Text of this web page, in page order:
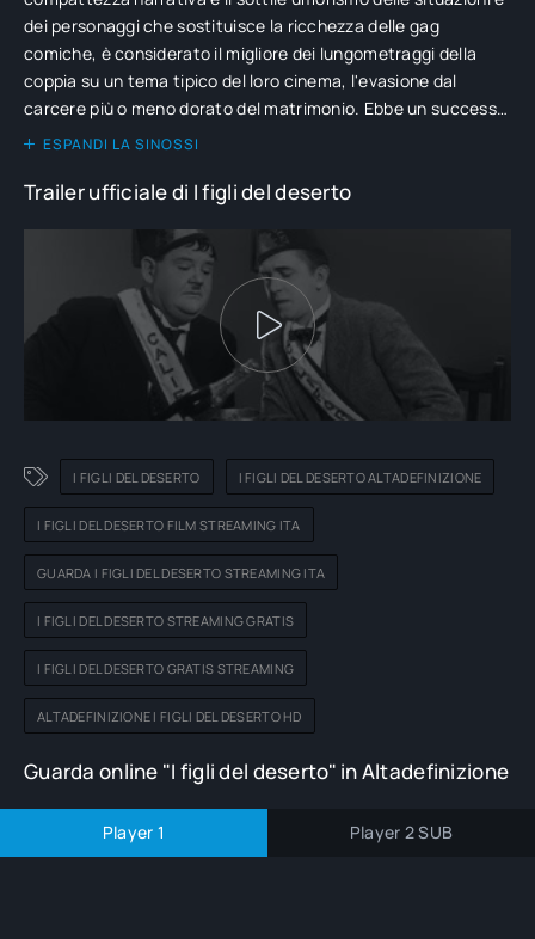
dei personaggi che sostituisce la ricchezza delle gag
comiche, è considerato il migliore dei lungometraggi della
coppia su un tema tipico del loro cinema, l'evasione dal
carcere più o meno dorato del matrimonio. Ebbe un successo
così esteso che contribuì alla nascita di numerosi club di
ESPANDI LA SINOSSI
Trailer ufficiale di I figli del deserto
I FIGLI DEL DESERTO I FIGLI DEL DESERTO ALTADEFINIZIONE
I FIGLI DEL DESERTO FILM STREAMING ITA
GUARDA I FIGLI DEL DESERTO STREAMING ITA
I FIGLI DEL DESERTO STREAMING GRATIS
I FIGLI DEL DESERTO GRATIS STREAMING
ALTADEFINIZIONE I FIGLI DEL DESERTO HD
Guarda online "I figli del deserto" in Altadefinizione
Player 1 Player 2 SUB